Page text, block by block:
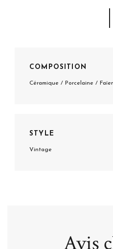
COMPOSITION
Céramique / Porcelaine /
STYLE
Vintage
Avis